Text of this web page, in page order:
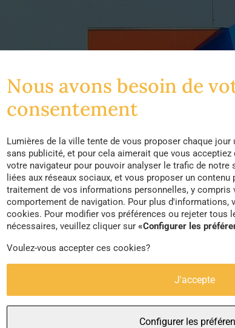
Crédit photo ©F Delventhal
Nous avons besoin de
consentement
Lumières de la ville tente de vous proposer chaque
sans publicité, et pour cela aimerait que vous
votre navigateur pour pouvoir analyser le trafic de
liées aux réseaux sociaux, et vous proposer un
traitement de vos informations personnelles, y compris
comportement de navigation. Pour plus d'informations,
cookies. Pour modifier vos préférences ou rejeter tous
nécessaires, veuillez cliquer sur «Configurer les
Voulez-vous accepter ces cookies?
J'accepte
Configurer les